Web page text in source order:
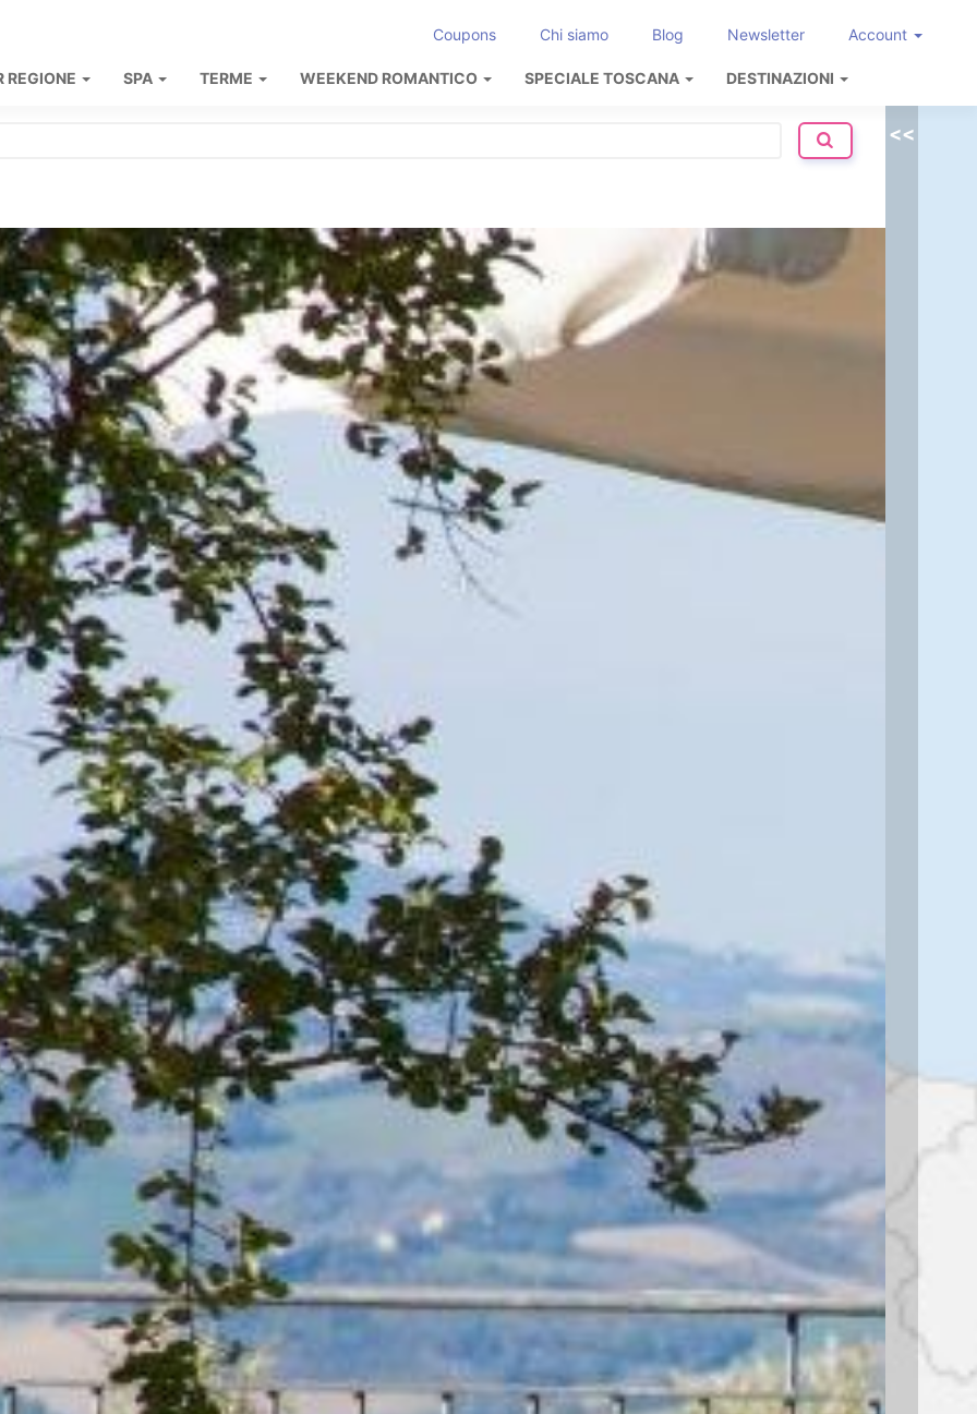
Coupons Chi siamo Blog Newsletter Account
REGIONE SPA TERME WEEKEND ROMANTICO SPECIALE TOSCANA DESTINAZIONI
<<